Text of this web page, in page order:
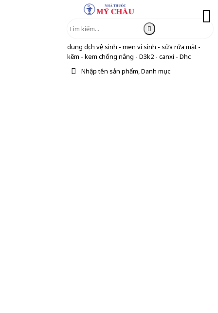
dung dịch vệ sinh - men vi sinh - sữa rửa mặt -
kẽm - kem chống nắng - D3k2 - canxi - Dhc
Nhập tên sản phẩm, Danh mục